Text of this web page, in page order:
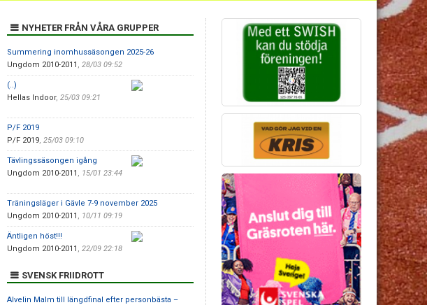
NYHETER FRÅN VÅRA GRUPPER
Summering inomhussäsongen 2025-26
Ungdom 2010-2011 , 28/03 09:52
(..)
Hellas Indoor, 25/03 09:21
P/F 2019
P/F 2019, 25/03 09:10
Tävlingssäsongen igång
Ungdom 2010-2011 , 15/01 23:44
Träningsläger i Gävle 7-9 november 2025
Ungdom 2010-2011 , 10/11 09:19
Äntligen höst!!!
Ungdom 2010-2011 , 22/09 22:18
SVENSK FRIIDROTT
Alvelin Malm till längdfinal efter personbästa –